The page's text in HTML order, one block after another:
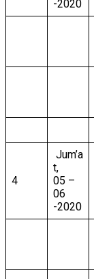
-2020
4
Jum’a
t,
05 –
06
-2020